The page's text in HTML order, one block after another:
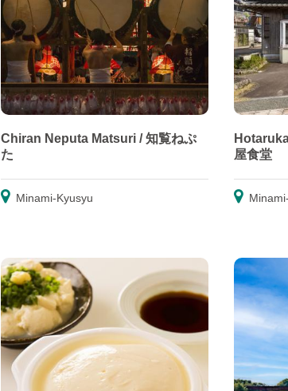
Chiran Neputa Matsuri / 知覧ねぷ
た
Minami-Kyusyu
屋食堂